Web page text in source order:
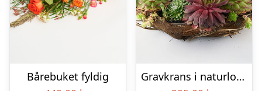
Bårebuket fyldig
Gravkrans i naturlook – Blomster til begravelse